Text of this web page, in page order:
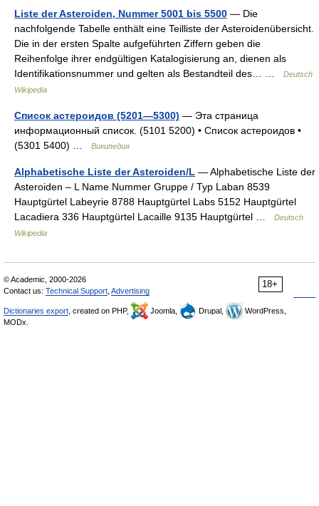
Liste der Asteroiden, Nummer 5001 bis 5500 — Die
nachfolgende Tabelle enthält eine Teilliste der Asteroidenübersicht.
Die in der ersten Spalte aufgeführten Ziffern geben die
Reihenfolge ihrer endgültigen Katalogisierung an, dienen als
Identifikationsnummer und gelten als Bestandteil des… …
Deutsch
Wikipedia
Список астероидов (5201—5300) — Эта страница
информационный список. (5101 5200) • Список астероидов •
(5301 5400) …
Википедия
Alphabetische Liste der Asteroiden/L — Alphabetische Liste der
Asteroiden – L Name Nummer Gruppe / Typ Laban 8539
Hauptgürtel Labeyrie 8788 Hauptgürtel Labs 5152 Hauptgürtel
Lacadiera 336 Hauptgürtel Lacaille 9135 Hauptgürtel …
Deutsch
Wikipedia
18+
© Academic, 2000-2026
Contact us: Technical Support Advertising
Dictionaries export , created on PHP, Joomla, Drupal,
WordPress,
MODx.